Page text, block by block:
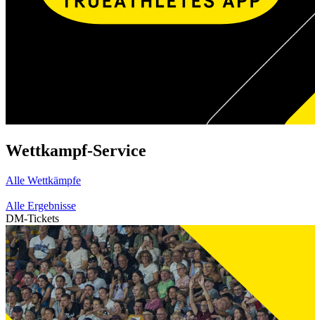
Wettkampf-Service
Alle Wettkämpfe
Alle Ergebnisse
DM-Tickets